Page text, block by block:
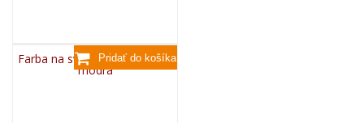
Farba na sviečky, 25g - svetlo
modrá